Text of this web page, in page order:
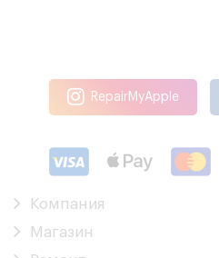
RepairMyApple
Компания
Магазин